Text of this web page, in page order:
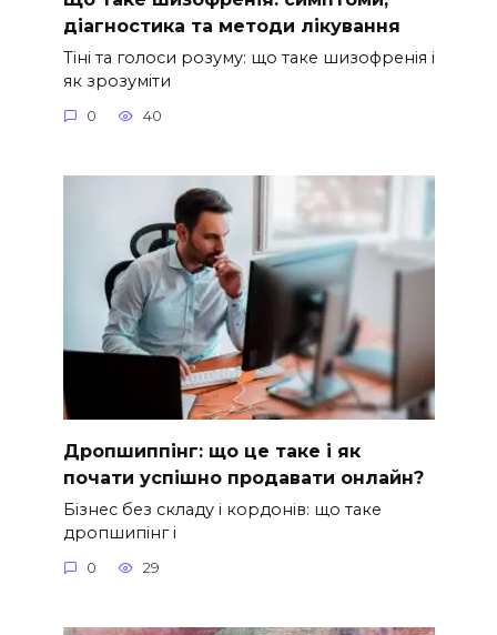
діагностика та методи лікування
Тіні та голоси розуму: що таке шизофренія і
як зрозуміти
0 40
Дропшиппінг: що це таке і як
почати успішно продавати онлайн?
Бізнес без складу і кордонів: що таке
дропшипінг і
0 29